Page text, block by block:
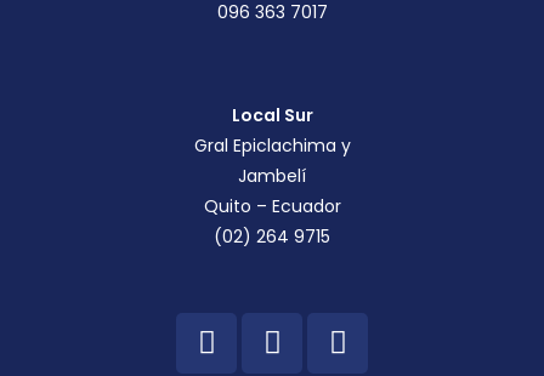
096 363 7017
Local Sur
Gral Epiclachima y
Jambelí
Quito – Ecuador
(02) 264 9715